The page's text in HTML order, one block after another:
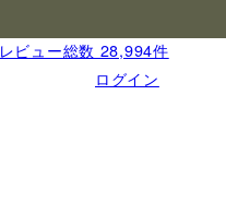
レビュー総数 28,994件
ログイン